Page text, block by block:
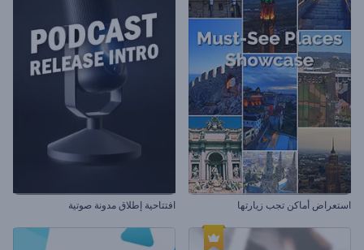
استعراض أماكن تجب زيارتها افتتاحية إطلاق مدونة صوتية